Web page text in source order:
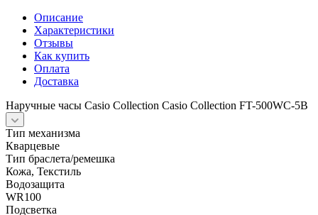
Описание
Характеристики
Отзывы
Как купить
Оплата
Доставка
Наручные часы Casio Collection Casio Collection FT-500WC-5B
Тип механизма
Кварцевые
Тип браслета/ремешка
Кожа, Текстиль
Водозащита
WR100
Подсветка